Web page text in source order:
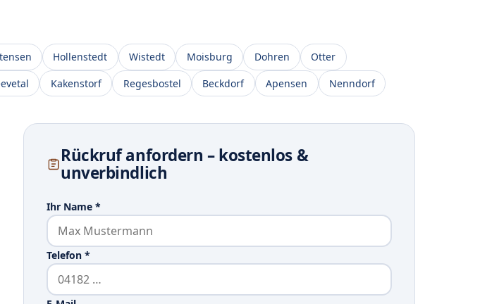
Hollenstedt Wistedt Moisburg Dohren
Otter
Kakenstorf Regesbostel Beckdorf Apensen
Nenndorf
Rückruf anfordern – kostenlos &
unverbindlich
Ihr Name *
Telefon *